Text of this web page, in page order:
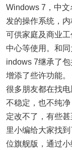
Windows 7，中
发的操作系统，
可供家庭及商业
中心等使用。和
indows 7继承了
增添了些许功能。
很多朋友都在找
不稳定，也不纯
定改不了，有些
里小编给大家找
位旗舰版，通过